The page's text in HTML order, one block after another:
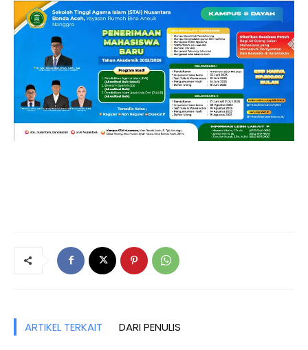
ARTIKEL TERKAIT DARI PENULIS